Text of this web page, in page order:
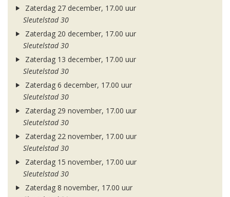
Zaterdag 27 december, 17.00 uur
Sleutelstad 30
Zaterdag 20 december, 17.00 uur
Sleutelstad 30
Zaterdag 13 december, 17.00 uur
Sleutelstad 30
Zaterdag 6 december, 17.00 uur
Sleutelstad 30
Zaterdag 29 november, 17.00 uur
Sleutelstad 30
Zaterdag 22 november, 17.00 uur
Sleutelstad 30
Zaterdag 15 november, 17.00 uur
Sleutelstad 30
Zaterdag 8 november, 17.00 uur